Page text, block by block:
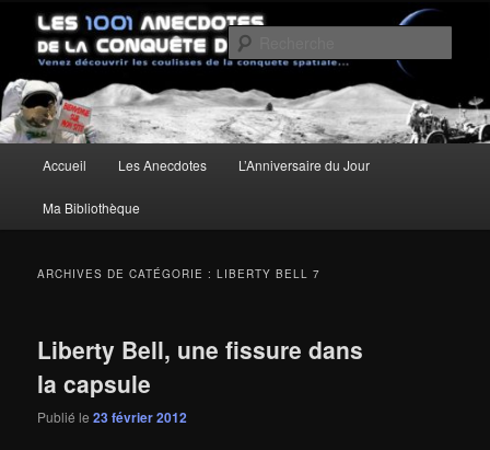
contenu
principal
contenu
secondaireLes anecdotes de la Conquête de
l'Espace
Un site pour découvrir les coulisses de la conquête spatiale
principal
Accueil Les Anecdotes L’Anniversaire du Jour
Ma Bibliothèque
ARCHIVES DE CATÉGORIE :LIBERTY BELL 7
Liberty Bell, une fissure dans
la capsule
Publié le23 février 2012